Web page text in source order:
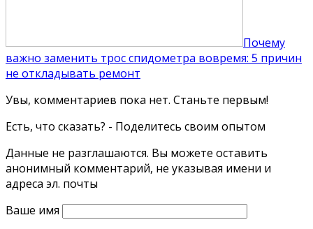
Почему
важно заменить трос спидометра вовремя: 5 причин
не откладывать ремонт
Увы, комментариев пока нет. Станьте первым!
Есть, что сказать? - Поделитесь своим опытом
Данные не разглашаются. Вы можете оставить
анонимный комментарий, не указывая имени и
адреса эл. почты
Ваше имя